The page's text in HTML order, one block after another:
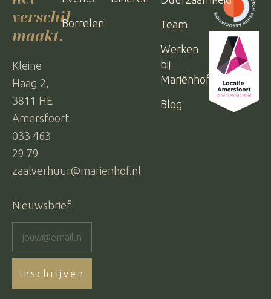
verschil
maakt.
Kleine
Haag 2,
3811 HE
Amersfoort
033 463
29 79
zaalverhuur@marienhof.nl
Nieuwsbrief
Borrelen Team
Werken
bij
Mariënhof
Blog